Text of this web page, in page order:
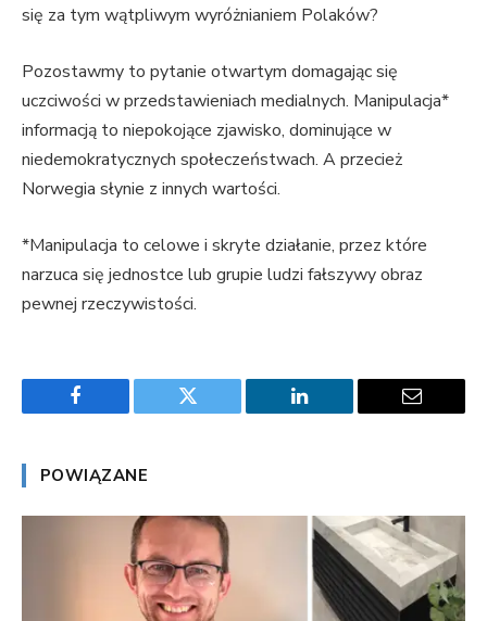
się za tym wątpliwym wyróżnianiem Polaków?
Pozostawmy to pytanie otwartym domagając się
uczciwości w przedstawieniach medialnych. Manipulacja*
informacją to niepokojące zjawisko, dominujące w
niedemokratycznych społeczeństwach. A przecież
Norwegia słynie z innych wartości.
*Manipulacja to celowe i skryte działanie, przez które
narzuca się jednostce lub grupie ludzi fałszywy obraz
pewnej rzeczywistości.
Facebook Twitter LinkedIn Email
POWIĄZANE